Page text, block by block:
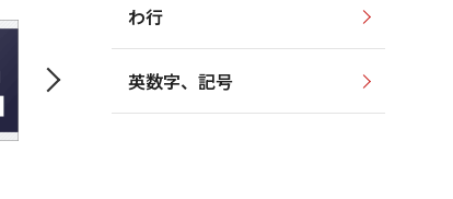
わ行
英数字、記号